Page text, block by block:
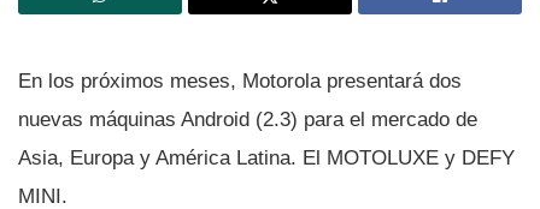
En los próximos meses, Motorola presentará dos
nuevas máquinas Android (2.3) para el mercado de
Asia, Europa y América Latina. El MOTOLUXE y DEFY
MINI.